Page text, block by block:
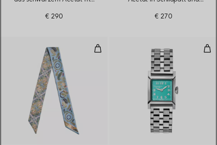
Tiffany Blue®
€ 290
blassgoldfarbenem Metall
€ 270
Schmaler Schal mit